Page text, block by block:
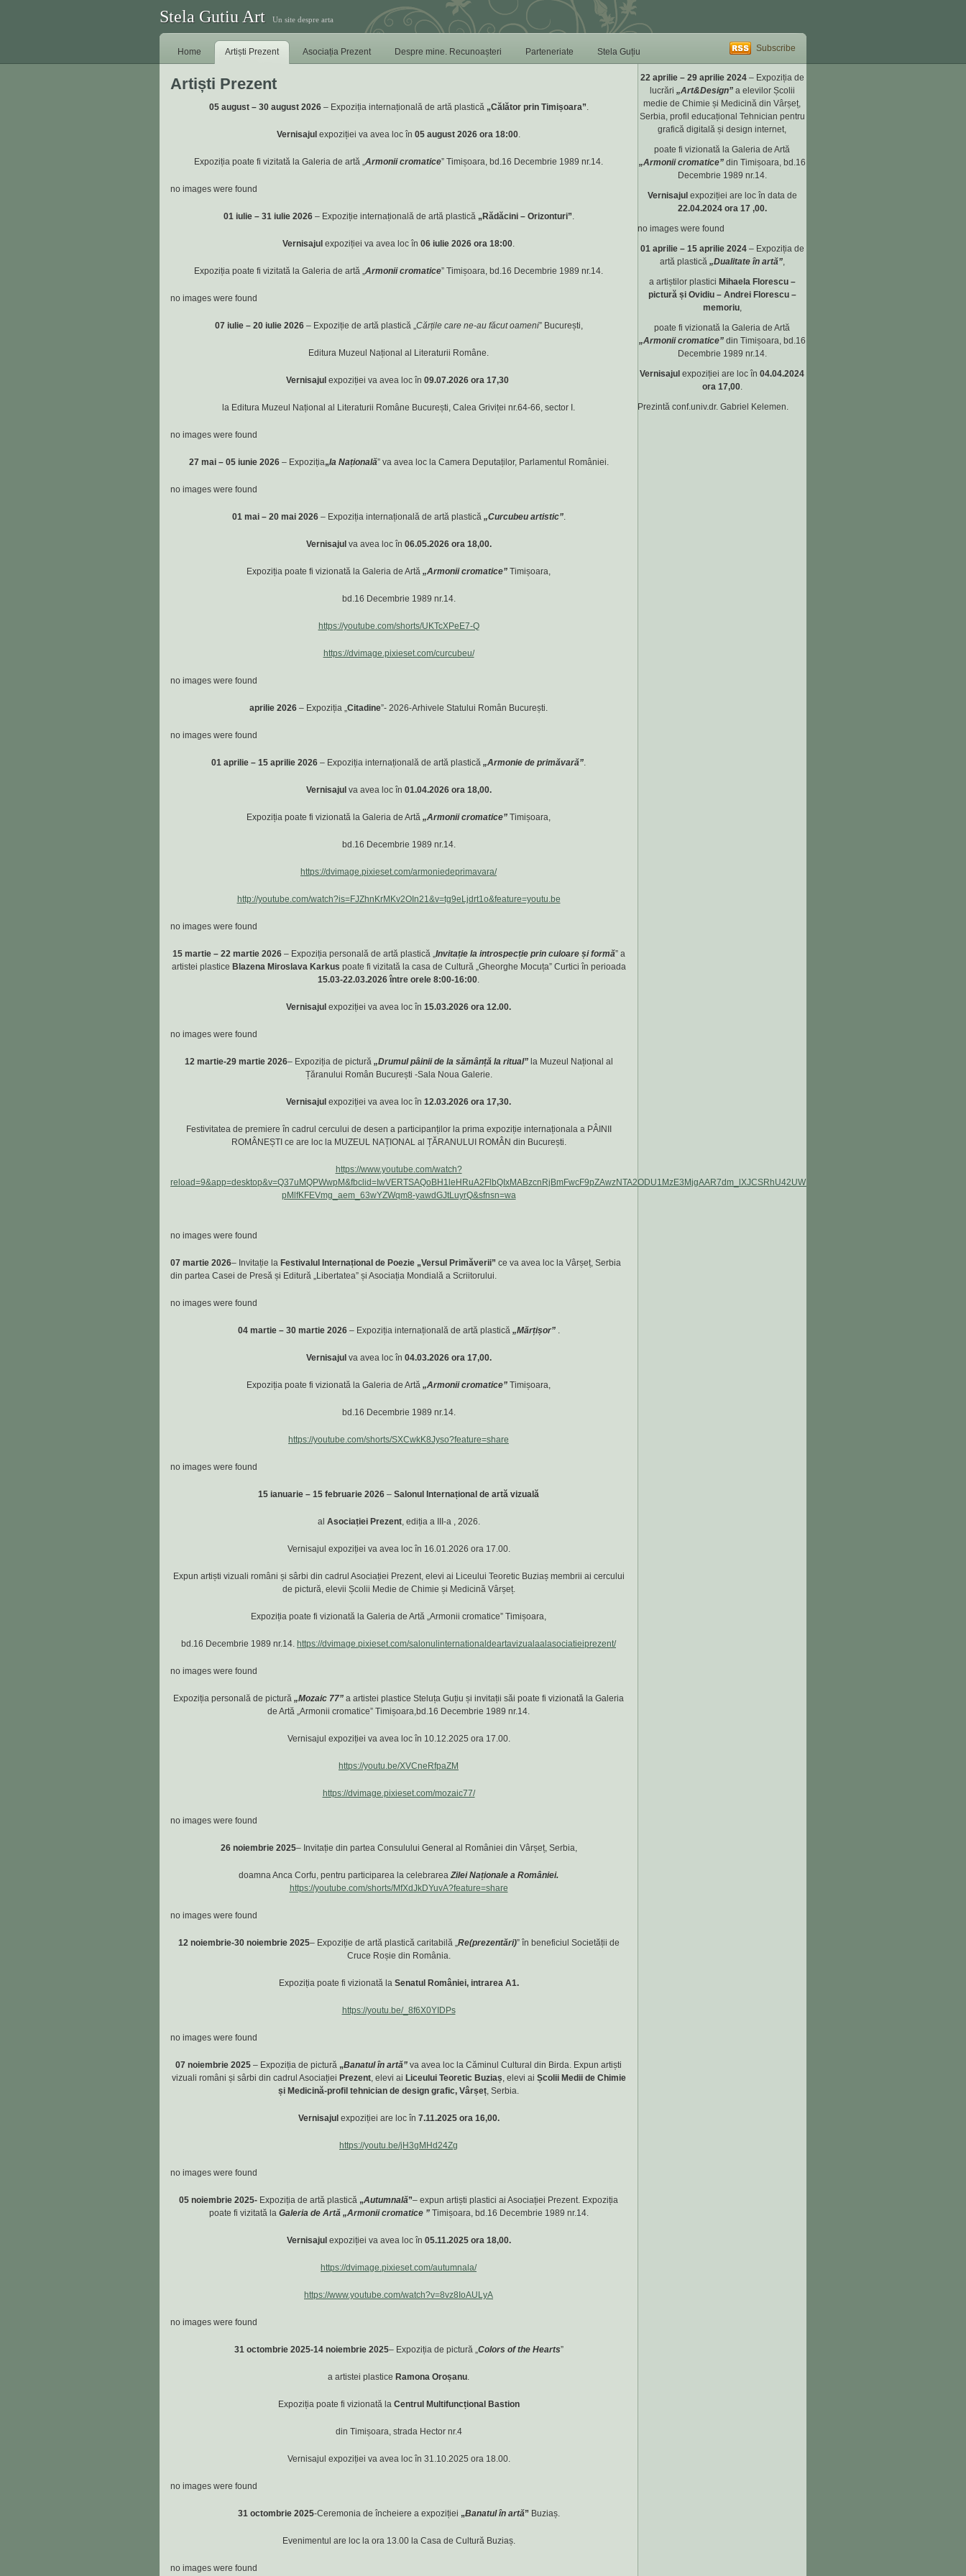
Stela Gutiu Art Un site despre arta
Home Artiști Prezent Asociația Prezent Despre mine. Recunoașteri Parteneriate Stela Guțiu Subscribe
Artiști Prezent
05 august – 30 august 2026– Expoziția internațională de artă plastică „Călător prin Timișoara”.
Vernisajul expoziției va avea loc în 05 august 2026 ora 18:00.
Expoziția poate fi vizitată la Galeria de artă „Armonii cromatice” Timișoara, bd.16 Decembrie 1989 nr.14.
no images were found
01 iulie – 31 iulie 2026– Expoziție internațională de artă plastică „Rădăcini – Orizonturi”.
Vernisajul expoziției va avea loc în 06 iulie 2026 ora 18:00.
Expoziția poate fi vizitată la Galeria de artă „Armonii cromatice” Timișoara, bd.16 Decembrie 1989 nr.14.
no images were found
07 iulie – 20 iulie 2026 – Expoziție de artă plastică „Cărțile care ne-au făcut oameni” București,
Editura Muzeul Național al Literaturii Române.
Vernisajul expoziției va avea loc în 09.07.2026 ora 17,30
la Editura Muzeul Național al Literaturii Române București, Calea Griviței nr.64-66, sector I.
no images were found
27 mai – 05 iunie 2026– Expoziția„Ia Națională” va avea loc la Camera Deputaților, Parlamentul României.
no images were found
01 mai – 20 mai 2026– Expoziția internațională de artă plastică „Curcubeu artistic”.
Vernisajul va avea loc în 06.05.2026 ora 18,00.
Expoziția poate fi vizionată la Galeria de Artă „Armonii cromatice” Timișoara,
bd.16 Decembrie 1989 nr.14.
https://youtube.com/shorts/UKTcXPeE7-Q
https://dvimage.pixieset.com/curcubeu/
no images were found
aprilie 2026 – Expoziția „Citadine”- 2026-Arhivele Statului Român București.
no images were found
01 aprilie – 15 aprilie 2026 – Expoziția internațională de artă plastică „Armonie de primăvară”.
Vernisajul va avea loc în 01.04.2026 ora 18,00.
Expoziția poate fi vizionată la Galeria de Artă „Armonii cromatice” Timișoara,
bd.16 Decembrie 1989 nr.14.
https://dvimage.pixieset.com/armoniedeprimavara/
http://youtube.com/watch?is=FJZhnKrMKv2OIn21&v=tg9eLjdrt1o&feature=youtu.be
no images were found
15 martie – 22 martie 2026 – Expoziția personală de artă plastică „Invitație la introspecție prin culoare și formă” a
artistei plastice Blazena Miroslava Karkus poate fi vizitată la casa de Cultură „Gheorghe Mocuța” Curtici în perioada
15.03-22.03.2026 între orele 8:00-16:00.
Vernisajul expoziției va avea loc în 15.03.2026 ora 12.00.
no images were found
12 martie-29 martie 2026– Expoziția de pictură „Drumul pâinii de la sămânță la ritual”la Muzeul Național al
Țăranului Român București -Sala Noua Galerie.
Vernisajul expoziției va avea loc în 12.03.2026 ora 17,30.
Festivitatea de premiere în cadrul cercului de desen a participanților la prima expoziție internaționala a PÂINII
ROMÂNEȘTI ce are loc la MUZEUL NAȚIONAL al ȚĂRANULUI ROMÂN din București.
https://www.youtube.com/watch?
pMlfKFEVmg_aem_63wYZWqm8-yawdGJtLuyrQ&sfnsn=wa
no images were found
07 martie 2026– Invitație la Festivalul Internațional de Poezie „Versul Primăverii” ce va avea loc la Vârșeț, Serbia
din partea Casei de Presă și Editură „Libertatea” și Asociația Mondială a Scriitorului.
no images were found
04 martie – 30 martie 2026 – Expoziția internațională de artă plastică „Mărțișor”.
Vernisajul va avea loc în 04.03.2026 ora 17,00.
Expoziția poate fi vizionată la Galeria de Artă „Armonii cromatice” Timișoara,
bd.16 Decembrie 1989 nr.14.
https://youtube.com/shorts/SXCwkK8Jyso?feature=share
no images were found
15 ianuarie – 15 februarie 2026 – Salonul Internațional de artă vizuală
al Asociației Prezent, ediția a III-a , 2026.
Vernisajul expoziției va avea loc în 16.01.2026 ora 17.00.
Expun artiști vizuali români și sârbi din cadrul Asociației Prezent, elevi ai Liceului Teoretic Buziaș membrii ai cercului
de pictură, elevii Școlii Medie de Chimie și Medicină Vârșeț.
Expoziția poate fi vizionată la Galeria de Artă „Armonii cromatice” Timișoara,
bd.16 Decembrie 1989 nr.14. https://dvimage.pixieset.com/salonulinternationaldeartavizualaalasociatieiprezent/
no images were found
Expoziția personală de pictură „Mozaic 77” a artistei plastice Steluța Guțiu și invitații săi poate fi vizionată la Galeria
de Artă „Armonii cromatice” Timișoara,bd.16 Decembrie 1989 nr.14.
Vernisajul expoziției va avea loc în 10.12.2025 ora 17.00.
https://youtu.be/XVCneRfpaZM
https://dvimage.pixieset.com/mozaic77/
no images were found
26 noiembrie 2025– Invitație din partea Consulului General al României din Vârșeț, Serbia,
doamna Anca Corfu, pentru participarea la celebrareaZilei Naționale a României.
https://youtube.com/shorts/MfXdJkDYuvA?feature=share
no images were found
12 noiembrie-30 noiembrie 2025– Expoziție de artă plastică caritabilă „Re(prezentări)” în beneficiul Societății de
Cruce Roșie din România.
Expoziția poate fi vizionată laSenatul României, intrarea A1.
https://youtu.be/_8f6X0YIDPs
no images were found
07 noiembrie 2025 – Expoziția de pictură „Banatul în artă” va avea loc la Căminul Cultural din Birda. Expun artiști
vizuali români și sârbi din cadrul Asociației Prezent, elevi ai Liceului Teoretic Buziaș, elevi ai Școlii Medii de Chimie
și Medicină-profil tehnician de design grafic, Vârșeț, Serbia.
Vernisajul expoziției are loc în 7.11.2025 ora 16,00.
https://youtu.be/jH3gMHd24Zg
no images were found
05 noiembrie 2025- Expoziția de artă plastică „Autumnală”– expun artiști plastici ai Asociației Prezent. Expoziția
poate fi vizitată la Galeria de Artă „Armonii cromatice ” Timișoara, bd.16 Decembrie 1989 nr.14.
Vernisajul expoziției va avea loc în 05.11.2025 ora 18,00.
https://dvimage.pixieset.com/autumnala/
https://www.youtube.com/watch?v=8vz8IoAULyA
no images were found
31 octombrie 2025-14 noiembrie 2025– Expoziția de pictură „Colors of the Hearts”
a artistei plastice Ramona Oroșanu.
Expoziția poate fi vizionată la Centrul Multifuncțional Bastion
din Timișoara, strada Hector nr.4
Vernisajul expoziției va avea loc în 31.10.2025 ora 18.00.
no images were found
31 octombrie 2025-Ceremonia de încheiere a expoziției „Banatul în artă” Buziaș.
Evenimentul are loc la ora 13.00 la Casa de Cultură Buziaș.
no images were found
22 aprilie – 29 aprilie 2024– Expoziția de
lucrări „Art&Design”a elevilor Școlii
medie de Chimie și Medicină din Vârșeț,
Serbia, profil educațional Tehnician pentru
grafică digitală și design internet,
poate fi vizionată la Galeria de Artă
„Armonii cromatice”din Timișoara, bd.16
Decembrie 1989 nr.14.
Vernisajul expoziției are loc în data de
22.04.2024 ora 17 ,00.
no images were found
01 aprilie – 15 aprilie 2024– Expoziția de
artă plastică „Dualitate în artă”,
a artiștilor plastici Mihaela Florescu–
pictură și Ovidiu – Andrei Florescu –
memoriu,
poate fi vizionată la Galeria de Artă
„Armonii cromatice”din Timișoara, bd.16
Decembrie 1989 nr.14.
Vernisajul expoziției are loc în 04.04.2024
ora 17,00.
Prezintă conf.univ.dr. Gabriel Kelemen.